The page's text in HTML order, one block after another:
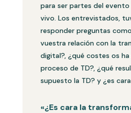
para ser partes del
vivo. Los entrevistados,
responder preguntas
vuestra relación con la
digital?, ¿qué costes os
proceso de TD?, ¿qué
supuesto la TD? y ¿es
«¿Es cara la